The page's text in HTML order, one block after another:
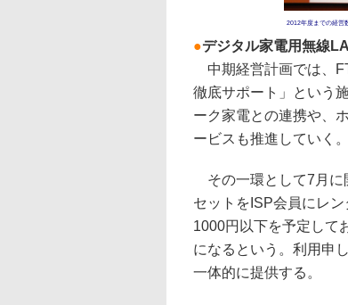
2012年度までの経営
●デジタル家電用無線
中期経営計画では、
徹底サポート」という
ーク家電との連携や、
ービスも推進していく。
その一環として7月に
セットをISP会員にレ
1000円以下を予定して
になるという。利用申
一体的に提供する。